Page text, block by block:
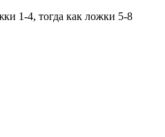
1-4, тогда как ложки 5-8